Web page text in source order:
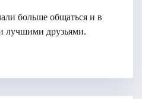
больше общаться и в
лучшими друзьями.